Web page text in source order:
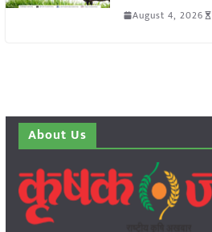
August 4, 2026
About Us